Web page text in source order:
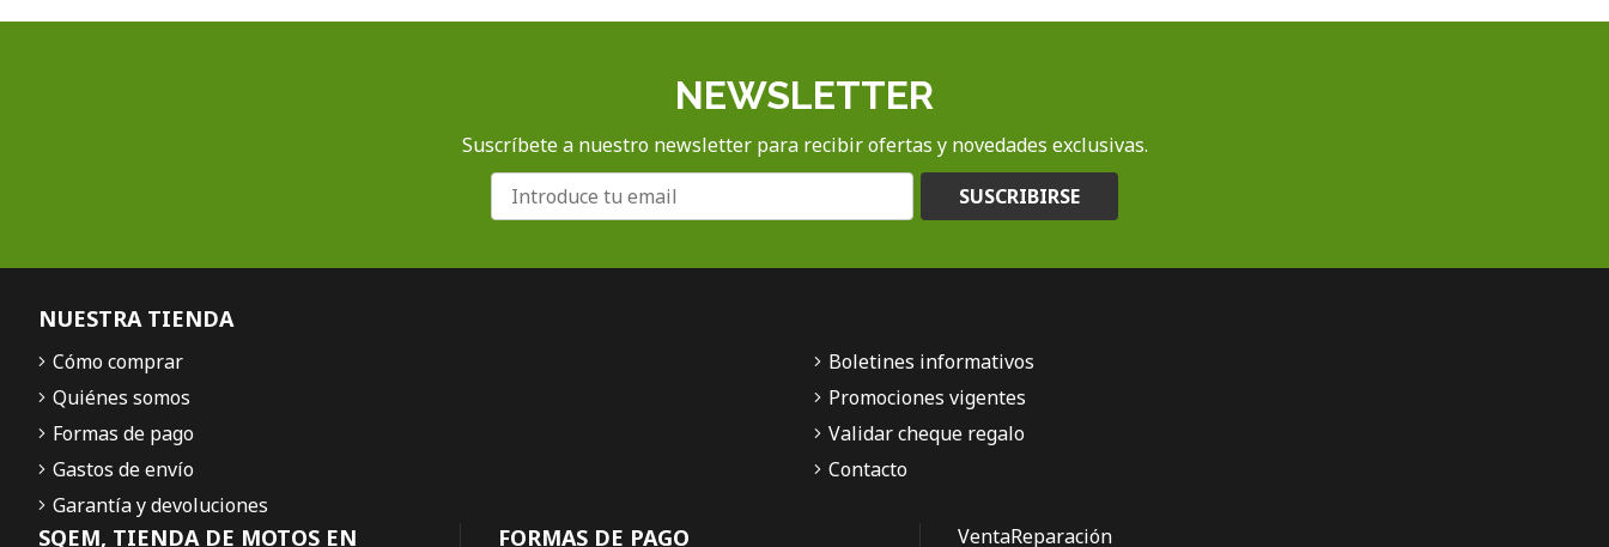
NEWSLETTER
Suscríbete a nuestro newsletter para recibir ofertas y novedades exclusivas.
SUSCRIBIRSE
SQEM, TIENDA DE MOTOS EN FORMAS DE PAGO
NUESTRA TIENDA
Cómo comprar
Quiénes somos
Formas de pago
Gastos de envío
Garantía y devoluciones
Boletines informativos
Promociones vigentes
Validar cheque regalo
Contacto
VentaReparación